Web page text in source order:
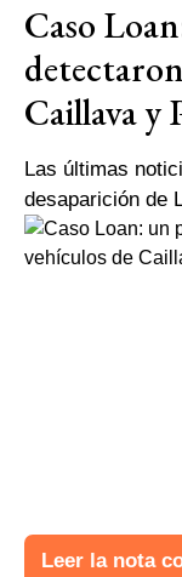
Caso
Caillava y
Las últimas
desaparición de
Leer la nota